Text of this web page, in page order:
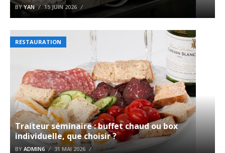
BYYAN 15 JUIN 2026
RESTAURATION
Traiteur séminaire : buffet chaud ou box
individuelle, que choisir ?
BY ADMIN6 31 MAI 2026